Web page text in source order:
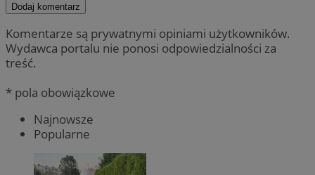
Dodaj komentarz
Komentarze są prywatnymi opiniami użytkowników.
Wydawca portalu nie ponosi odpowiedzialności za
treść.
* pola obowiązkowe
Najnowsze
Popularne